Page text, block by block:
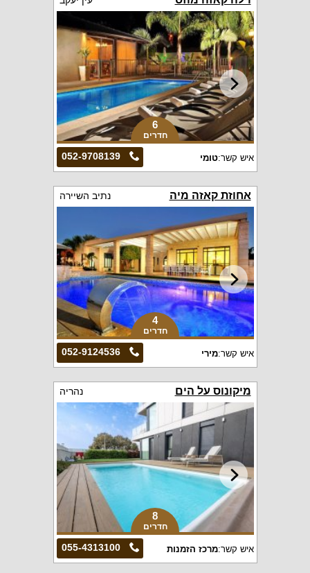
6
חדרים
052-9708139 איש קשר:טומי
אחוזת קאזה מיה נתיב השיירה
4
חדרים
052-9124536 איש קשר:מירי
מיקונוס על הים נהריה
8
חדרים
055-4313100 איש קשר:מרכז הזמנות